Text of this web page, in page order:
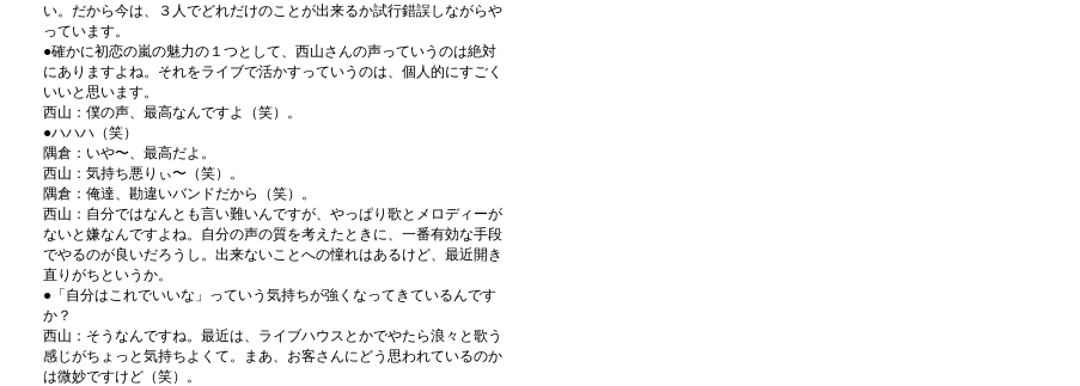
い。だから今は、３人でどれだけのことが出来るか試行錯誤しながらや
っています。
●確かに初恋の嵐の魅力の１つとして、西山さんの声っていうのは絶対
にありますよね。それをライブで活かすっていうのは、個人的にすごく
いいと思います。
西山：僕の声、最高なんですよ（笑）。
●ハハハ（笑）
隅倉：いや〜、最高だよ。
西山：気持ち悪りぃ〜（笑）。
隅倉：俺達、勘違いバンドだから（笑）。
西山：自分ではなんとも言い難いんですが、やっぱり歌とメロディーが
ないと嫌なんですよね。自分の声の質を考えたときに、一番有効な手段
でやるのが良いだろうし。出来ないことへの憧れはあるけど、最近開き
直りがちというか。
●「自分はこれでいいな」っていう気持ちが強くなってきているんです
か？
西山：そうなんですね。最近は、ライブハウスとかでやたら浪々と歌う
感じがちょっと気持ちよくて。まあ、お客さんにどう思われているのか
は微妙ですけど（笑）。